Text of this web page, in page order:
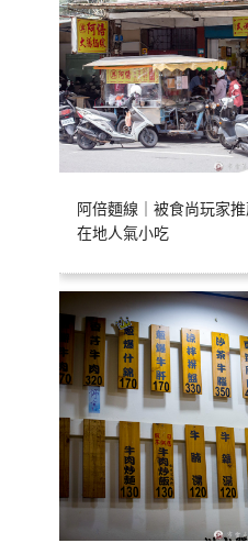
阿倍麵線｜被食尚玩家
在地人氣小吃